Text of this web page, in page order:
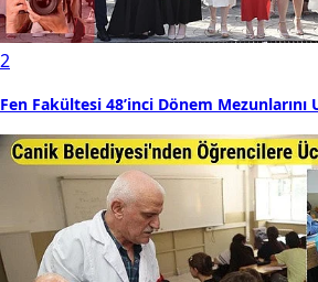
2
Fen Fakültesi 48’inci Dönem Mezunlarını